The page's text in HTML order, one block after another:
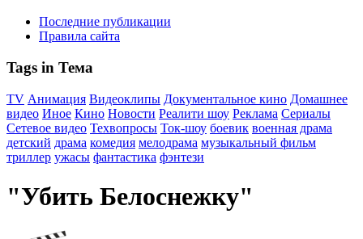
Последние публикации
Правила сайта
Tags in Тема
TV Анимация Видеоклипы Документальное кино Домашнее
видео Иное Кино Новости Реалити шоу Реклама Сериалы
Сетевое видео Техвопросы Ток-шоу боевик военная драма
детский драма комедия мелодрама музыкальный фильм
триллер ужасы фантастика фэнтези
"Убить Белоснежку"